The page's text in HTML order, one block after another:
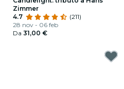
Zimmer
4.7
(211)
28 nov - 06 feb
Da 31,00 €